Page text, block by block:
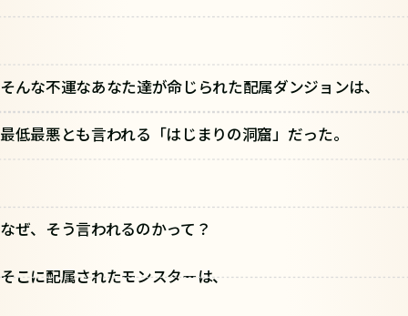
そんな不運なあなた達が命じられた配属ダンジョンは、
最低最悪とも言われる「はじまりの洞窟」だった。
なぜ、そう言われるのかって？
そこに配属されたモンスターは、